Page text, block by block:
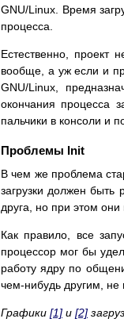
GNU/Linux. Время
процесса.
Естественно, проект
вообще, а уж если и
GNU/Linux,
окончания процесса
пальчики в консоли и
Проблемы Init
В чем же проблема
загрузки должен быть
друга, но при этом они
Как правило, все
процессор мог бы
работу ядру по
чем-нибудь другим, не
Графики [1] и [2]